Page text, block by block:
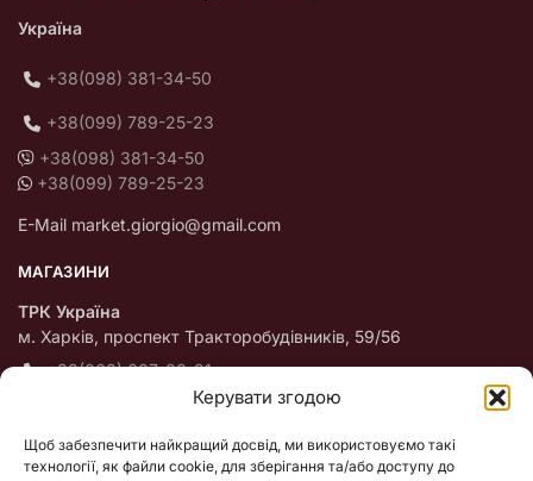
Керувати згодою
Щоб забезпечити найкращий досвід, ми використовуємо такі
технології, як файли cookie, для зберігання та/або доступу до
Україна
+38(098) 381-34-50
+38(099) 789-25-23
+38(098) 381-34-50
+38(099) 789-25-23
E-Mail market.giorgio@gmail.com
МАГАЗИНИ
ТРК Україна
м. Харків, проспект Тракторобудівників, 59/56
+38(068) 607-08-21
Пн – НД с 10:00 до 18:00
ТЦ “Оазіс”
м. Київ, Оболоньский проспект 47/42